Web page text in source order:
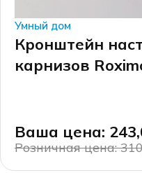
Умный дом
Кронштейн
карнизов
Розничная цена:
Ваша цена: